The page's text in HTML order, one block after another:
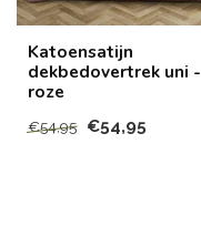
Katoensatijn
dekbedovertrek uni -
roze
€54,95 €54,95